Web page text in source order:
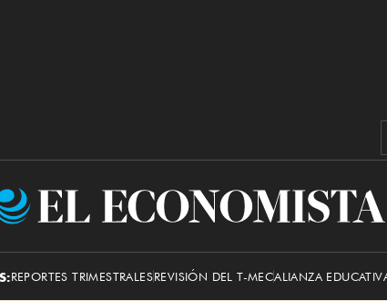
El
REPORTES TRIMESTRALESREVISIÓN DEL T-MECALIANZA